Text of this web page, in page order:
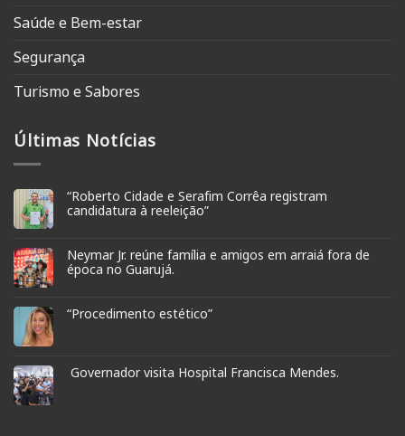
Saúde e Bem-estar
Segurança
Turismo e Sabores
Últimas Notícias
“Roberto Cidade e Serafim Corrêa registram
candidatura à reeleição”
Neymar Jr. reúne família e amigos em arraiá fora de
época no Guarujá.
“Procedimento estético”
Governador visita Hospital Francisca Mendes.